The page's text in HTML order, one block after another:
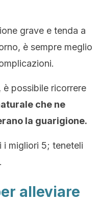
grave e tenda a
è sempre meglio
è possibile ricorrere
che ne
la guarigione.
i migliori 5; teneteli
alleviare